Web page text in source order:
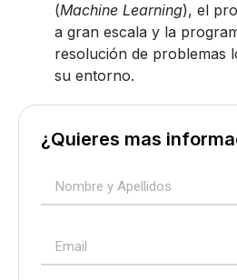
(Machine Learning), el
a gran escala y la
resolución de problemas
su entorno.
¿Quieres mas